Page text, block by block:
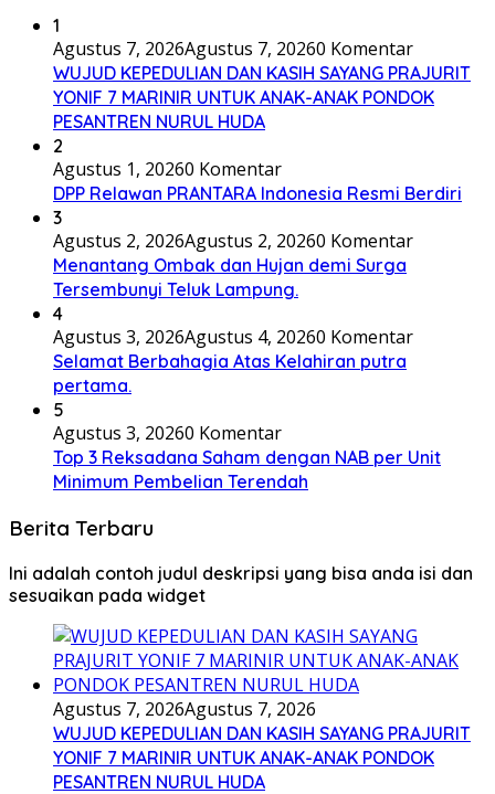
1
Agustus 7, 2026Agustus 7, 20260 Komentar
WUJUD KEPEDULIAN DAN KASIH SAYANG PRAJURIT
YONIF 7 MARINIR UNTUK ANAK-ANAK PONDOK
PESANTREN NURUL HUDA
2
Agustus 1, 20260 Komentar
DPP Relawan PRANTARA Indonesia Resmi Berdiri
3
Agustus 2, 2026Agustus 2, 20260 Komentar
Menantang Ombak dan Hujan demi Surga
Tersembunyi Teluk Lampung.
4
Agustus 3, 2026Agustus 4, 20260 Komentar
Selamat Berbahagia Atas Kelahiran putra
pertama.
5
Agustus 3, 20260 Komentar
Top 3 Reksadana Saham dengan NAB per Unit
Minimum Pembelian Terendah
Berita Terbaru
Ini adalah contoh judul deskripsi yang bisa anda isi dan
sesuaikan pada widget
Agustus 7, 2026Agustus 7, 2026
WUJUD KEPEDULIAN DAN KASIH SAYANG PRAJURIT
YONIF 7 MARINIR UNTUK ANAK-ANAK PONDOK
PESANTREN NURUL HUDA